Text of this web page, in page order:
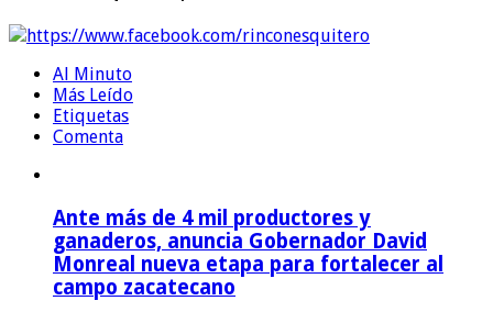
https://www.facebook.com/rinconesquitero
Al Minuto
Más Leído
Etiquetas
Comenta
Ante más de 4 mil productores y
ganaderos, anuncia Gobernador David
Monreal nueva etapa para fortalecer al
campo zacatecano